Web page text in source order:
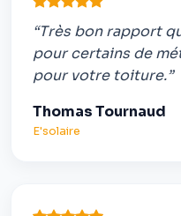
“Très bon rapport
pour certains de
pour votre toiture.”
Thomas Tournaud
E'solaire